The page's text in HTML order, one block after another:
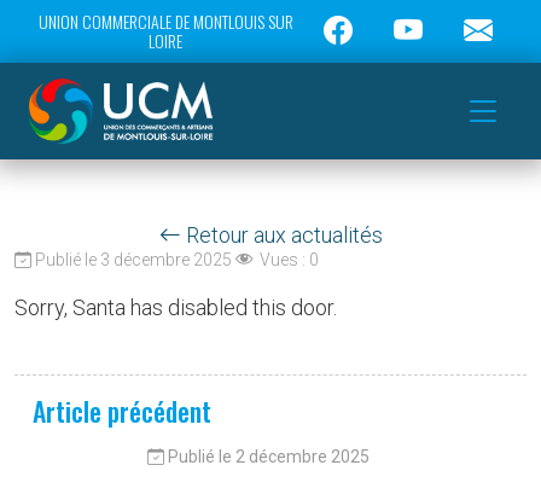
UNION COMMERCIALE DE MONTLOUIS SUR
LOIRE
Retour aux actualités
Publié le 3 décembre 2025 Vues : 0
Sorry, Santa has disabled this door.
Article précédent
Publié le 2 décembre 2025